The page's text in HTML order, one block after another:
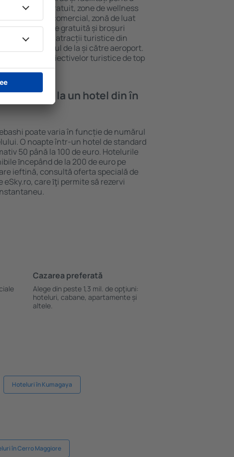
sunt Wi-Fi gratuit, zone de wellness
centru comercial, zonă de luat
copii, parcare gratuită și broșuri
interesante atracții turistice din
și transferul de la și către aeroport.
vizitarea obiectivelor turistice de top
de cazare la un hotel din în
poate varia în funcție de numărul
O noapte într-un hotel de standard
50 până la 100 de euro. Hotelurile
ȋncepând de la 200 de euro pe
ieftină, consultă oferta specială de
eSky.ro, care ȋţi permite să rezervi
Cazarea preferată
Alege din peste 1,3 mil. de opţiuni:
hoteluri, cabane, apartamente și
altele.
Hoteluri în Kumagaya
în Cerro Maggiore